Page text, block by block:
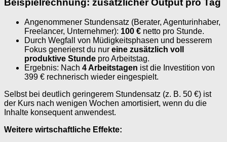
Beispielrechnung: zusätzlicher Output pro Tag
Angenommener Stundensatz (Berater, Agenturinhaber,
Freelancer, Unternehmer): 100 € netto pro Stunde.
Durch Wegfall von Müdigkeitsphasen und besserem
Fokus generierst du nur eine zusätzlich voll
produktive Stunde pro Arbeitstag.
Ergebnis: Nach 4 Arbeitstagen ist die Investition von
399 € rechnerisch wieder eingespielt.
Selbst bei deutlich geringerem Stundensatz (z. B. 50 €) ist
der Kurs nach wenigen Wochen amortisiert, wenn du die
Inhalte konsequent anwendest.
Weitere wirtschaftliche Effekte: